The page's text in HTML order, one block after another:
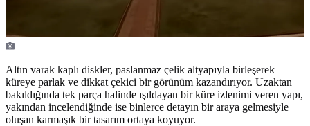
Altın varak kaplı diskler, paslanmaz çelik altyapıyla birleşerek
küreye parlak ve dikkat çekici bir görünüm kazandırıyor. Uzaktan
bakıldığında tek parça halinde ışıldayan bir küre izlenimi veren yapı,
yakından incelendiğinde ise binlerce detayın bir araya gelmesiyle
oluşan karmaşık bir tasarım ortaya koyuyor.